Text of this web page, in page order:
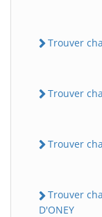
Trouver
Trouver
Trouver
Trouver
D'ONEY